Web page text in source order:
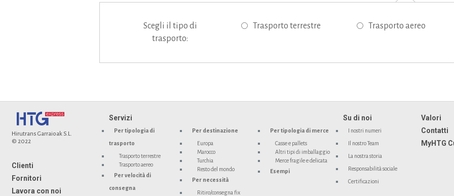
Scegli il tipo di
trasporto:
Trasporto terrestre Trasporto aereo
Hirutrans Garraioak S.L.
© 2022
Clienti
Fornitori
Lavora con noi
Servizi
Per tipologia di
trasporto
Trasporto terrestre
Trasporto aereo
Per velocità di
consegna
Per destinazione
Europa
Marocco
Turchia
Resto del mondo
Per necessità
Ritiro/consegna fix
Per tipologia di merce
Casse e pallets
Altri tipi di imballaggio
Merce fragile e delicata
Esempi
Su di noi
I nostri numeri
Il nostro Team
La nostra storia
Responsabilità sociale
Certificazioni
Valori
Contatti
MyHTG